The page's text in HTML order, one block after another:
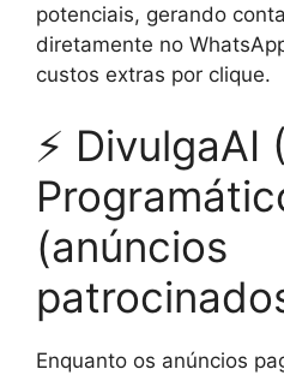
potenciais, gerando
diretamente no
custos extras por clique.
⚡ DivulgaAI
(anúncios
Enquanto os anúncios